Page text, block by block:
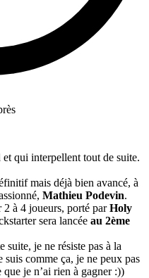
qui interpellent tout de suite.
mais déjà bien avancé, à
Mathieu Podevin.
2 à 4 joueurs, porté parHoly
sera lancée au 2ème
suite, je ne résiste pas à la
suis comme ça, je ne peux pas
que je n’ai rien à gagner :))